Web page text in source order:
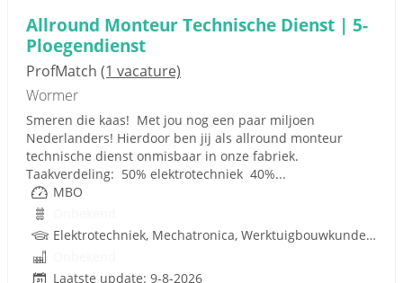
Allround Monteur Technische Dienst | 5-
Ploegendienst
ProfMatch (1 vacature)
Wormer
Smeren die kaas! Met jou nog een paar miljoen
Nederlanders! Hierdoor ben jij als allround monteur
technische dienst onmisbaar in onze fabriek.
Taakverdeling: 50% elektrotechniek 40%...
MBO
Elektrotechniek, Mechatronica, Werktuigbouwkunde, Pneumatiek
Laatste update: 9-8-2026